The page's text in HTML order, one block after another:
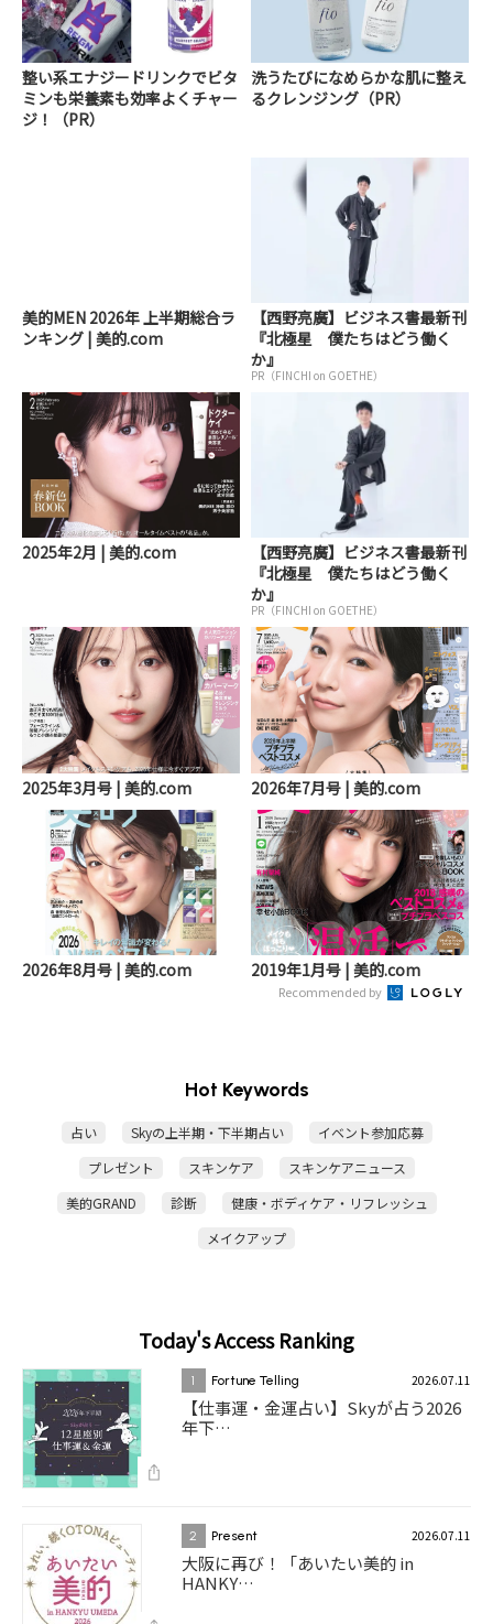
整い系エナジードリンクでビタ
ミンも栄養素も効率よくチャー
ジ！（PR）
洗うたびになめらかな肌に整え
るクレンジング（PR）
美的MEN 2026年 上半期総合ラ
ンキング | 美的.com
【西野亮廣】ビジネス書最新刊
『北極星 僕たちはどう働く
か』
PR（FINCHI on GOETHE）
2025年2月 | 美的.com
【西野亮廣】ビジネス書最新刊
『北極星 僕たちはどう働く
か』
PR（FINCHI on GOETHE）
2025年3月号 | 美的.com 2026年7月号 | 美的.com
2026年8月号 | 美的.com 2019年1月号 | 美的.com
Recommended by
Hot Keywords
占い Skyの上半期・下半期占い
イベント参加応募
プレゼント
スキンケア
スキンケアニュース
美的GRAND
診断
健康・ボディケア・リフレッシュ
メイクアップ
Today's Access Ranking
1 Fortune Telling 2026.07.11
【仕事運・金運占い】Skyが占う2026
年下…
2 Present 2026.07.11
大阪に再び！「あいたい美的 in
HANKY…